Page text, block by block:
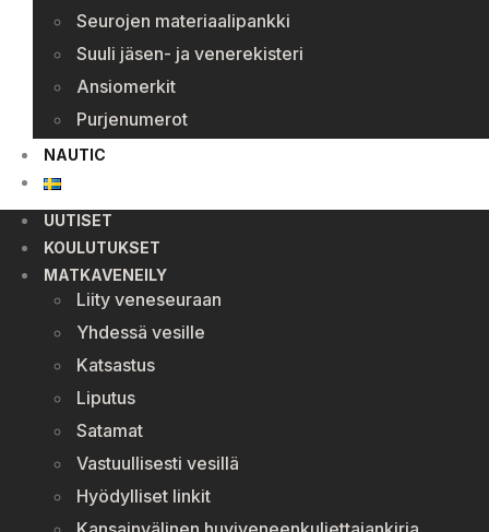
Seurojen materiaalipankki
Suuli jäsen- ja venerekisteri
Ansiomerkit
Purjenumerot
NAUTIC
UUTISET
KOULUTUKSET
MATKAVENEILY
Liity veneseuraan
Yhdessä vesille
Katsastus
Liputus
Satamat
Vastuullisesti vesillä
Hyödylliset linkit